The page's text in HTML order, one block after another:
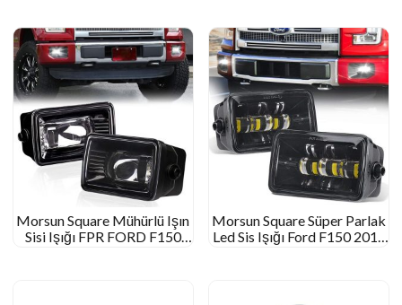
Morsun Square Mühürlü Işın
Sisi Işığı FPR FORD F150
Morsun Square Süper Parlak
Led Sis Işığı Ford F150 2015